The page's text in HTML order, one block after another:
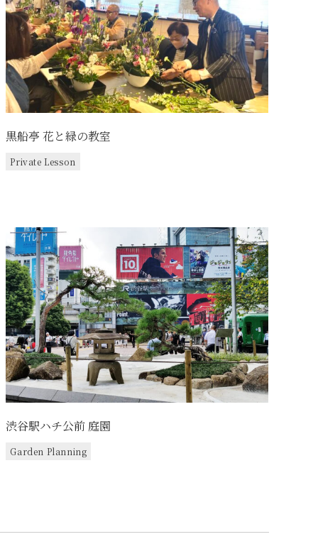
黒船亭 花と緑の教室
Private Lesson
渋谷駅ハチ公前 庭園
Garden Planning